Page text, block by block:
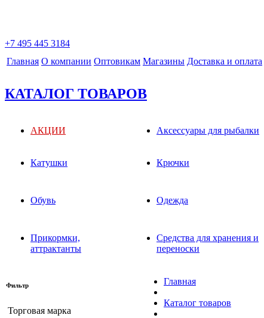
+7 495 445 3184
Главная О компании Оптовикам Магазины Доставка и оплата
КАТАЛОГ ТОВАРОВ
АКЦИИ Аксессуары для рыбалки
Катушки Крючки
Обувь Одежда
Прикормки,
аттрактанты
Средства для хранения и
переноски
Фильтр
Торговая марка
Главная
Каталог товаров